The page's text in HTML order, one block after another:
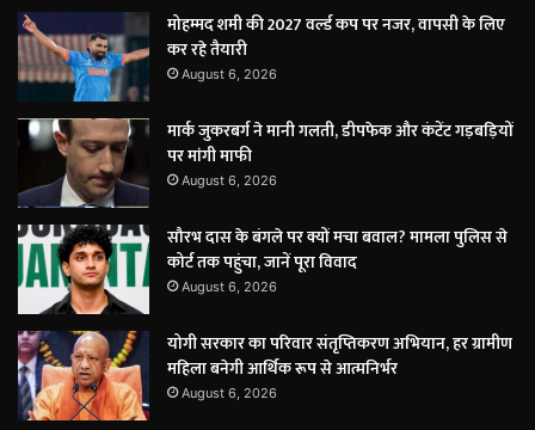
मोहम्मद शमी की 2027 वर्ल्ड कप पर नजर, वापसी के लिए
कर रहे तैयारी
August 6, 2026
मार्क जुकरबर्ग ने मानी गलती, डीपफेक और कंटेंट गड़बड़ियों
पर मांगी माफी
August 6, 2026
सौरभ दास के बंगले पर क्यों मचा बवाल? मामला पुलिस से
कोर्ट तक पहुंचा, जानें पूरा विवाद
August 6, 2026
योगी सरकार का परिवार संतृप्तिकरण अभियान, हर ग्रामीण
महिला बनेगी आर्थिक रूप से आत्मनिर्भर
August 6, 2026